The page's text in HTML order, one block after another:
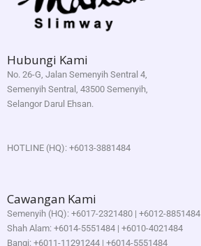
Hubungi Kami
No. 26-G, Jalan Semenyih Sentral 4,
Semenyih Sentral, 43500 Semenyih,
Selangor Darul Ehsan.
HOTLINE (HQ): +6013-3881484
Cawangan Kami
Semenyih (HQ): +6017-2321480 | +6012-8851484
Shah Alam: +6014-5551484 | +6010-4021484
Bangi: +6011-11291244 | +6014-5551484